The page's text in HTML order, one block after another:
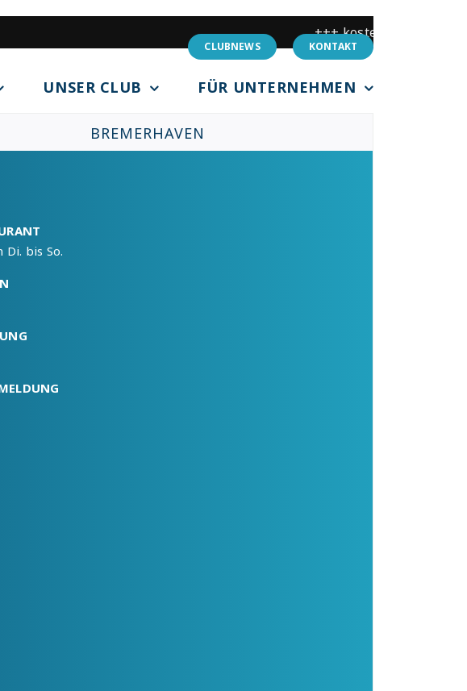
CLUBNEWS KONTAKT
UNSER CLUB FÜR UNTERNEHMEN
+++ kostenlose Schnupperkurse ab März
BREMERHAVEN
bis So.